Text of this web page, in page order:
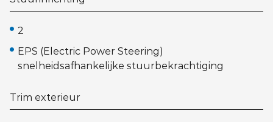
2
EPS (Electric Power Steering)
snelheidsafhankelijke stuurbekrachtiging
Trim exterieur